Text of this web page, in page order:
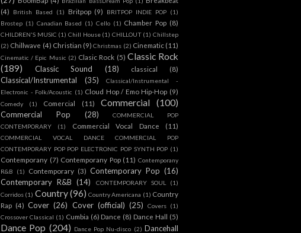
(4)
British Based (1) Britpop (9) BRITPOP INDIE POP (1)
Brostep (1) Canadian Based (1) Cello (1) Chamber Pop (8)
CHILDREN'S MUSIC (1) Chill House (1) CHILLOUT (1) Chillstep
(2) Chillwave (4) Christian (9) Christmas (2) Cinematic (11)
Cinematic / Epic Music (2) Clasic Rock (5) Classic Rock
(189)
Classic Sound (18) classical (8)
Classical/Instrumental (35)
Classical/Instrumental -
Electronic - Folk/Acoustic (1) Cloud Hop / Emo Hip-Hop (9)
Comedy (1) Comercial (11) Commercial (100)
Commercial Pop (28)
COMMERCIAL POP
CONTEMPORARY
(1) Commercial Vocal Dance (11)
COMMERCIAL VOCAL DANCE COMMERCIAL POP
CONTEMPORARY POP POP ELECTRONIC POP SYNTH POP (1)
Contemporany (7) Contemporany Pop (11) Contemporany
R&B
(1) Contemporary (3) Contemporary Pop (16)
Contemporary R&B (14) CONTEMPORARY SOUL
(1)
Corridos (1) Country(96) Country Americana (1) Country
Rap (4) Cover (26) Cover (official) (25) Covers (1)
Crossover Classical (1) Cumbia (6) Dance (8) Dance Hall (5)
Dance Pop (204) Dance Pop Nu-disco (2) Dancehall